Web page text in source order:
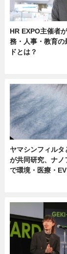
HR EXPO主催者
務・人事・教育の
ドとは？
ヤマシンフィルタ
が共同研究、ナノ
で環境・医療・